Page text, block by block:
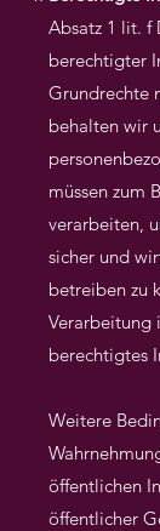
Absatz 1 lit. f
berechtigter
Grundrechte
behalten wir
müssen zum
verarbeiten,
sicher und
betreiben zu
Verarbeitung
berechtigtes
Weitere
öffentlichen
öffentlicher